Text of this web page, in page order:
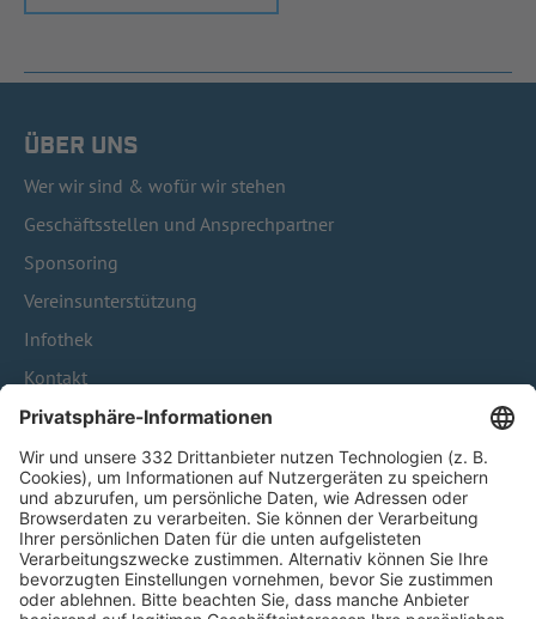
ÜBER UNS
Wer wir sind & wofür wir stehen
Geschäftsstellen und Ansprechpartner
Sponsoring
Vereinsunterstützung
Infothek
Kontakt
HÄUFIG BESUCHTE SEITEN
Pässe und Vereinswechsel
Trainerausbildung
Schulungsangebot Vereinsmitarbeiter
BFV-Geschäftsstellen